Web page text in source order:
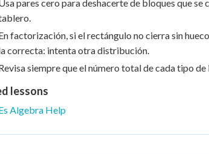
pares cero para deshacerte de bloques que
factorización, si el rectángulo no cierra sin
correcta: intenta otra distribución.
siempre que el número total de cada tipo
lessons
Algebra Help